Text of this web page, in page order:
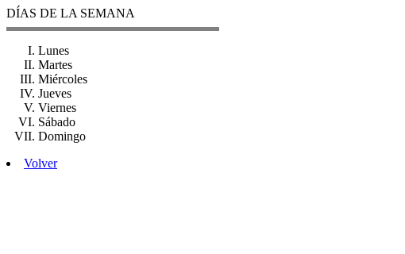
DÍAS DE LA SEMANA
Lunes
Martes
Miércoles
Jueves
Viernes
Sábado
Domingo
Volver